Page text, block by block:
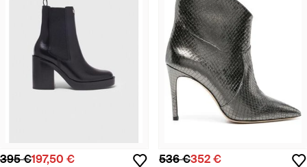
395 €197,50 € 536 €352 €